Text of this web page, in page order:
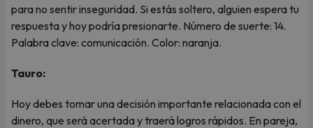
para no sentir inseguridad. Si estás soltero, alguien espera tu
respuesta y hoy podría presionarte. Número de suerte: 14.
Palabra clave: comunicación. Color: naranja.
Tauro:
Hoy debes tomar una decisión importante relacionada con el
dinero, que será acertada y traerá logros rápidos. En pareja,